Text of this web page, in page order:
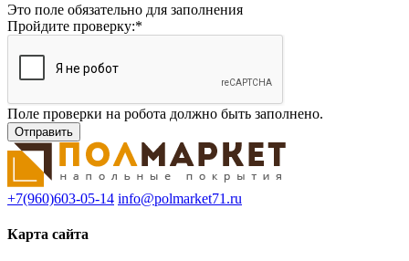
Это поле обязательно для заполнения
Пройдите проверку:*
Поле проверки на робота должно быть заполнено.
+7(960)603-05-14 info@polmarket71.ru
Карта сайта